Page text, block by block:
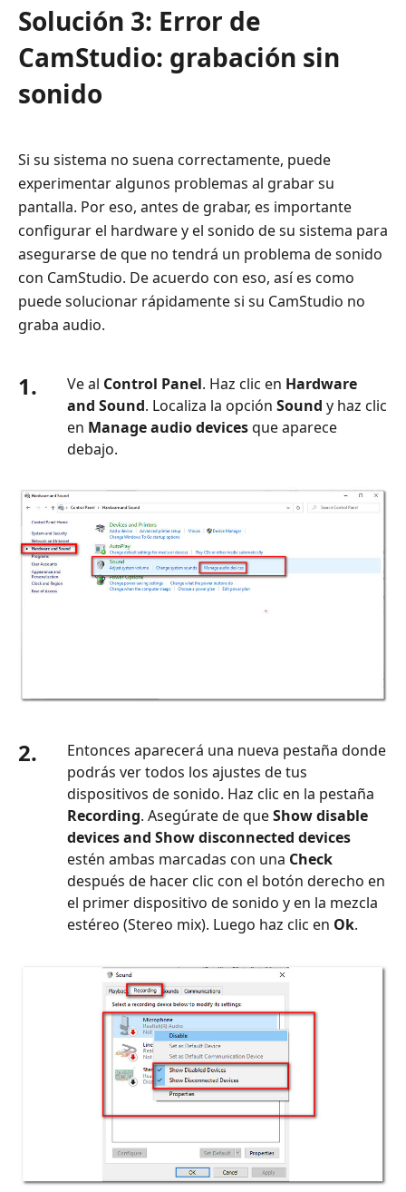
Solución 3: Error de
CamStudio: grabación sin
sonido
Si su sistema no suena correctamente, puede
experimentar algunos problemas al grabar su
pantalla. Por eso, antes de grabar, es importante
configurar el hardware y el sonido de su sistema para
asegurarse de que no tendrá un problema de sonido
con CamStudio. De acuerdo con eso, así es como
puede solucionar rápidamente si su CamStudio no
graba audio.
1. Ve al Control Panel. Haz clic en Hardware
and Sound. Localiza la opción Sound y haz clic
en Manage audio devicesque aparece
debajo.
2.
Entonces aparecerá una nueva pestaña donde
podrás ver todos los ajustes de tus
dispositivos de sonido. Haz clic en la pestaña
Recording. Asegúrate de queShow disable
devices and Show disconnected devices
estén ambas marcadas con una Check
después de hacer clic con el botón derecho en
el primer dispositivo de sonido y en la mezcla
estéreo (Stereo mix). Luego haz clic en Ok.